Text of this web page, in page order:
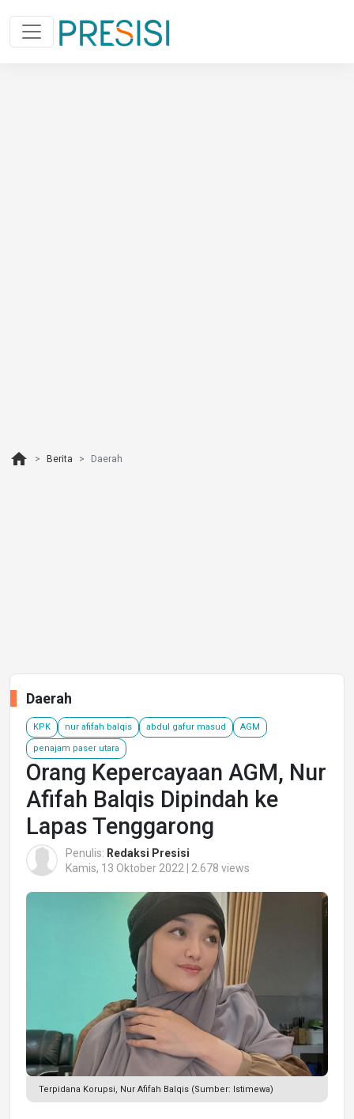
home Berita Daerah
Daerah
KPK nur afifah balqis abdul gafur masud AGM
penajam paser utara
Orang Kepercayaan AGM, Nur
Afifah Balqis Dipindah ke
Lapas Tenggarong
Penulis: Redaksi Presisi
Kamis, 13 Oktober 2022 | 2.678 views
Terpidana Korupsi, Nur Afifah Balqis (Sumber: Istimewa)